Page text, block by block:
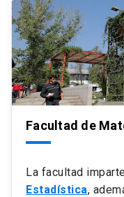
Facultad de
La facultad
Estadística,